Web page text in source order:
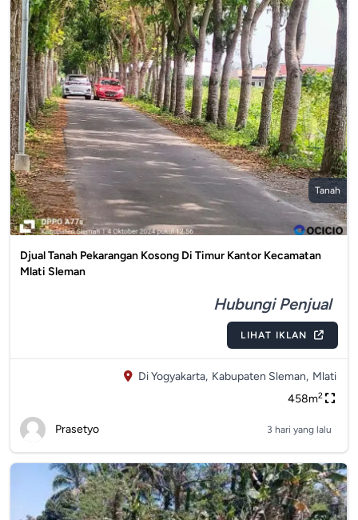
Tanah
Djual Tanah Pekarangan Kosong Di Timur Kantor Kecamatan
Mlati Sleman
Hubungi Penjual
LIHAT IKLAN
Di Yogyakarta, Kabupaten Sleman, Mlati
458m2
Prasetyo 3 hari yang lalu